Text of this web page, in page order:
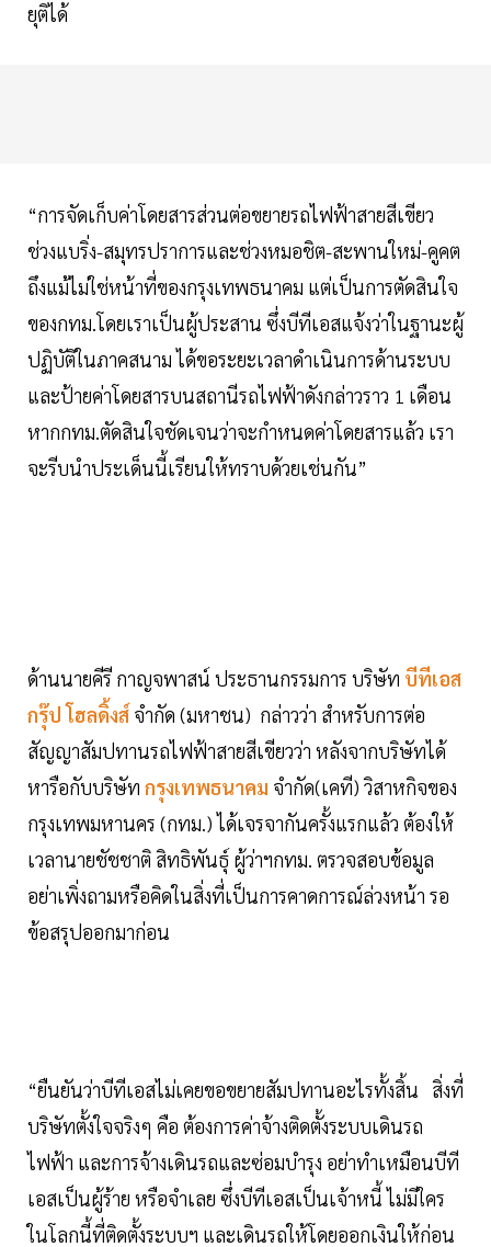
ยุติได้
“การจัดเก็บค่าโดยสารส่วนต่อขยายรถไฟฟ้าสายสีเขียว
ช่วงแบริ่ง-สมุทรปราการและช่วงหมอชิต-สะพานใหม่-คูคต
ถึงแม้ไม่ใช่หน้าที่ของกรุงเทพธนาคม แต่เป็นการตัดสินใจ
ของกทม.โดยเราเป็นผู้ประสาน ซึ่งบีทีเอสแจ้งว่าในฐานะผู้
ปฏิบัติในภาคสนาม ได้ขอระยะเวลาดำเนินการด้านระบบ
และป้ายค่าโดยสารบนสถานีรถไฟฟ้าดังกล่าวราว 1 เดือน
หากกทม.ตัดสินใจชัดเจนว่าจะกำหนดค่าโดยสารแล้ว เรา
จะรีบนำประเด็นนี้เรียนให้ทราบด้วยเช่นกัน”
ด้านนายคีรี กาญจพาสน์ ประธานกรรมการ บริษัท บีทีเอส
กรุ๊ป โฮลดิ้งส์ จำกัด (มหาชน) กล่าวว่า สำหรับการต่อ
สัญญาสัมปทานรถไฟฟ้าสายสีเขียวว่า หลังจากบริษัทได้
หารือกับบริษัท กรุงเทพธนาคม จำกัด(เคที) วิสาหกิจของ
กรุงเทพมหานคร (กทม.) ได้เจรจากันครั้งแรกแล้ว ต้องให้
เวลานายชัชชาติ สิทธิพันธุ์ ผู้ว่าฯกทม. ตรวจสอบข้อมูล
อย่าเพิ่งถามหรือคิดในสิ่งที่เป็นการคาดการณ์ล่วงหน้า รอ
ข้อสรุปออกมาก่อน
“ยืนยันว่าบีทีเอสไม่เคยขอขยายสัมปทานอะไรทั้งสิ้น สิ่งที่
บริษัทตั้งใจจริงๆ คือ ต้องการค่าจ้างติดตั้งระบบเดินรถ
ไฟฟ้า และการจ้างเดินรถและซ่อมบำรุง อย่าทำเหมือนบีที
เอสเป็นผู้ร้าย หรือจำเลย ซึ่งบีทีเอสเป็นเจ้าหนี้ ไม่มีใคร
ในโลกนี้ที่ติดตั้งระบบฯ และเดินรถให้โดยออกเงินให้ก่อน